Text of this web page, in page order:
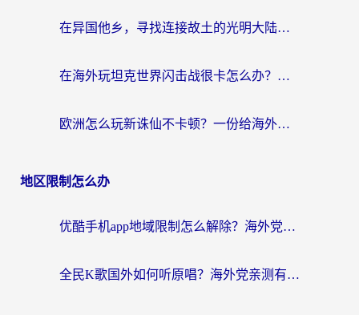
在异国他乡，寻找连接故土的光明大陆免费加速器
在海外玩坦克世界闪击战很卡怎么办？老玩家亲测有效的加速器选择指南
欧洲怎么玩新诛仙不卡顿？一份给海外游子的国服游戏畅玩指南
地区限制怎么办
优酷手机app地域限制怎么解除？海外党亲测有效的追剧方案
全民K歌国外如何听原唱？海外党亲测有效的回国加速器选择指南